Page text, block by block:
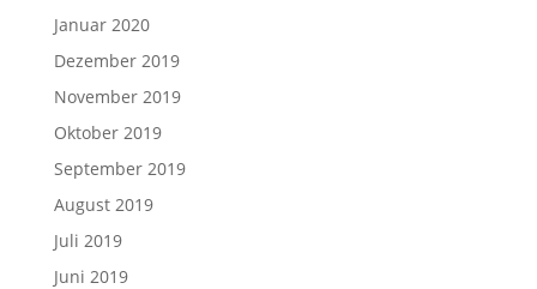
Januar 2020
Dezember 2019
November 2019
Oktober 2019
September 2019
August 2019
Juli 2019
Juni 2019